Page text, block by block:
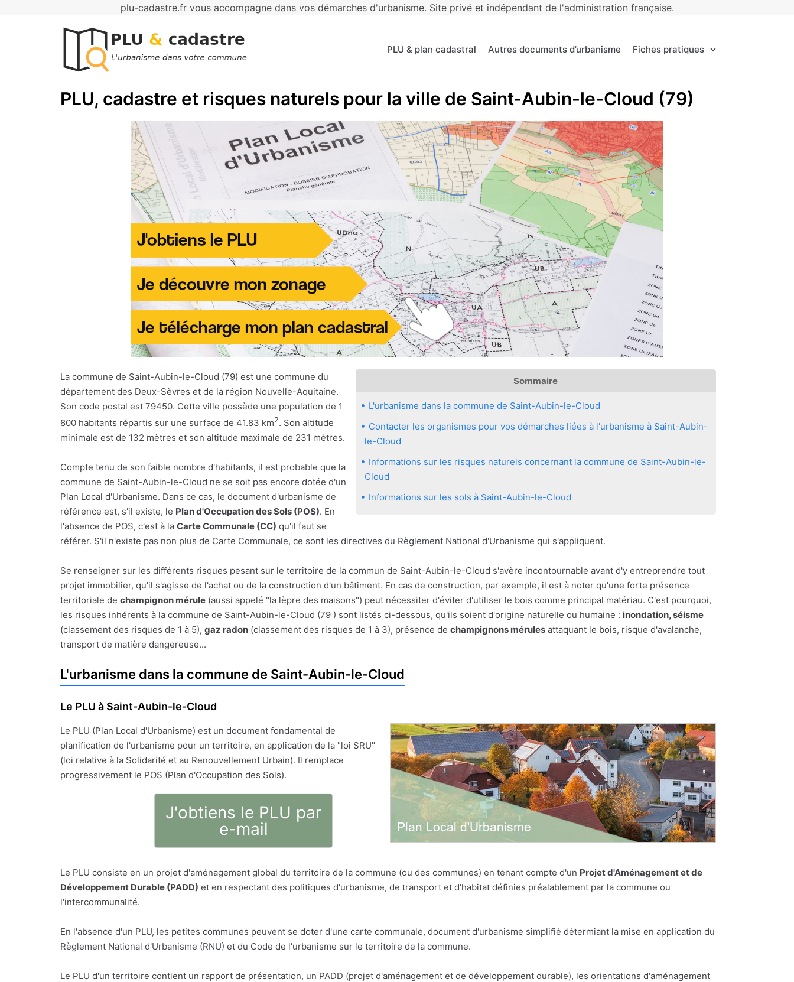
plu-cadastre.fr vous accompagne dans vos démarches d'urbanisme. Site privé et indépendant de l'administration française.
PLU & plan cadastral Autres documents d’urbanisme Fiches pratiques
PLU, cadastre et risques naturels pour la ville de Saint-Aubin-le-Cloud (79)
Sommaire
L'urbanisme dans la commune de Saint-Aubin-le-Cloud
Contacter les organismes pour vos démarches liées à l'urbanisme à Saint-Aubin-
le-Cloud
Informations sur les risques naturels concernant la commune de Saint-Aubin-le-
Cloud
Informations sur les sols à Saint-Aubin-le-Cloud
La commune de Saint-Aubin-le-Cloud (79) est une commune du
département des Deux-Sèvres et de la région Nouvelle-Aquitaine.
Son code postal est 79450. Cette ville possède une population de 1
800 habitants répartis sur une surface de 41.83 km2. Son altitude
minimale est de 132 mètres et son altitude maximale de 231 mètres.
Compte tenu de son faible nombre d'habitants, il est probable que la
commune de Saint-Aubin-le-Cloud ne se soit pas encore dotée d'un
Plan Local d'Urbanisme. Dans ce cas, le document d'urbanisme de
référence est, s'il existe, le Plan d'Occupation des Sols (POS). En
l'absence de POS, c'est à la Carte Communale (CC) qu'il faut se
référer. S'il n'existe pas non plus de Carte Communale, ce sont les directives du Règlement National d'Urbanisme qui s'appliquent.
Se renseigner sur les différents risques pesant sur le territoire de la commun de Saint-Aubin-le-Cloud s'avère incontournable avant d'y entreprendre tout
projet immobilier, qu'il s'agisse de l'achat ou de la construction d'un bâtiment. En cas de construction, par exemple, il est à noter qu'une forte présence
territoriale de champignon mérule (aussi appelé "la lèpre des maisons") peut nécessiter d'éviter d'utiliser le bois comme principal matériau. C'est pourquoi,
les risques inhérents à la commune de Saint-Aubin-le-Cloud (79 ) sont listés ci-dessous, qu'ils soient d'origine naturelle ou humaine : inondation, séisme
(classement des risques de 1 à 5), gaz radon (classement des risques de 1 à 3), présence de champignons mérules attaquant le bois, risque d'avalanche,
transport de matière dangereuse...
L'urbanisme dans la commune de Saint-Aubin-le-Cloud
Le PLU à Saint-Aubin-le-Cloud
Le PLU (Plan Local d'Urbanisme) est un document fondamental de
planification de l'urbanisme pour un territoire, en application de la "loi SRU"
(loi relative à la Solidarité et au Renouvellement Urbain). Il remplace
progressivement le POS (Plan d'Occupation des Sols).
J'obtiens le PLU par
e-mail
Le PLU consiste en un projet d'aménagement global du territoire de la commune (ou des communes) en tenant compte d'un Projet d'Aménagement et de
Développement Durable (PADD) et en respectant des politiques d'urbanisme, de transport et d'habitat définies préalablement par la commune ou
l'intercommunalité.
En l'absence d'un PLU, les petites communes peuvent se doter d'une carte communale, document d'urbanisme simplifié détermiant la mise en application du
Règlement National d'Urbanisme (RNU) et du Code de l'urbanisme sur le territoire de la commune.
Le PLU d'un territoire contient un rapport de présentation, un PADD (projet d'aménagement et de développement durable), les orientations d'aménagement